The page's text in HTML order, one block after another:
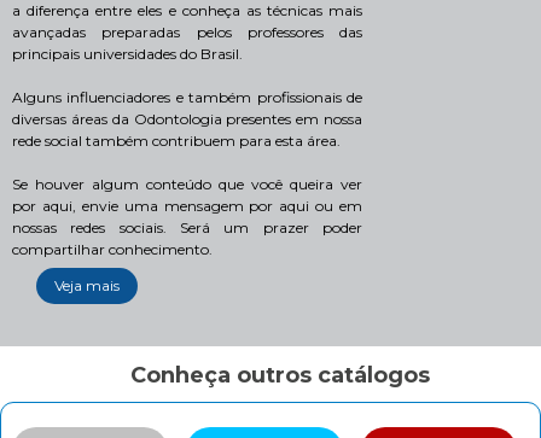
a diferença entre eles e conheça as técnicas mais
avançadas preparadas pelos professores das
principais universidades do Brasil.
Alguns influenciadores e também profissionais de
diversas áreas da Odontologia presentes em nossa
rede social também contribuem para esta área.
Se houver algum conteúdo que você queira ver
por aqui, envie uma mensagem por aqui ou em
nossas redes sociais. Será um prazer poder
compartilhar conhecimento.
Veja mais
Conheça outros catálogos